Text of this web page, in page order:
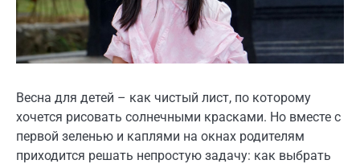
Весна для детей – как чистый лист, по которому
хочется рисовать солнечными красками. Но вместе с
первой зеленью и каплями на окнах родителям
приходится решать непростую задачу: как выбрать